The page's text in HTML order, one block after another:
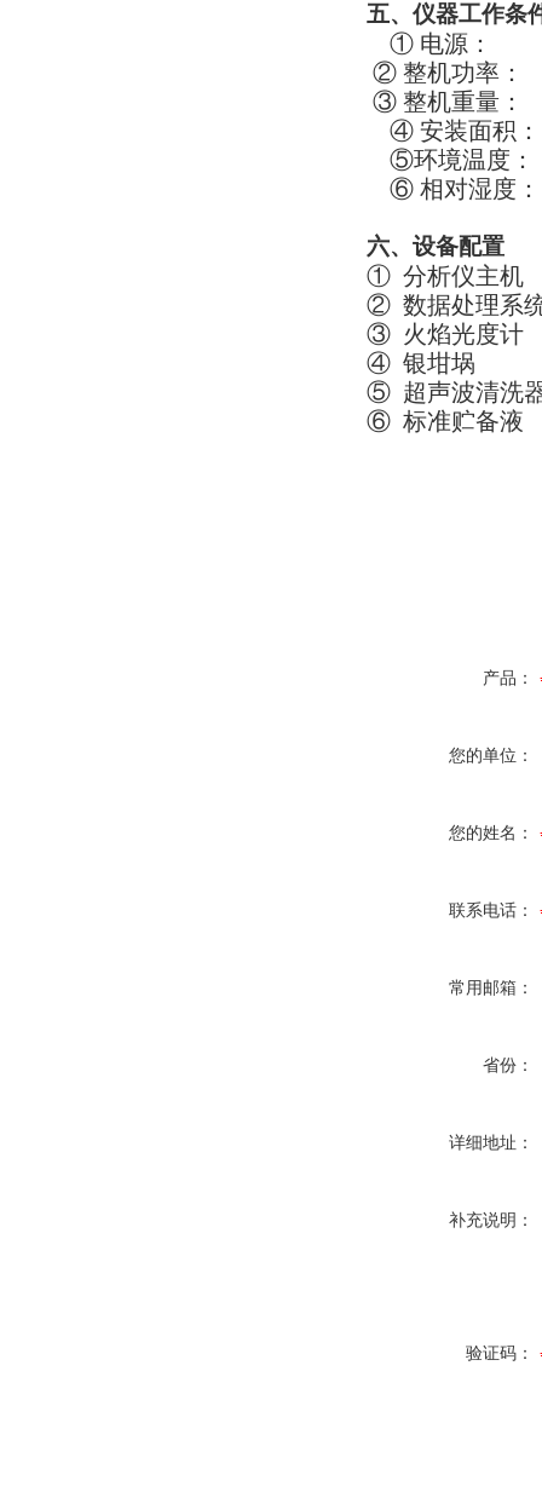
五、仪器工作条
① 电源
② 整机功率
③ 整机重量
④ 安装面积
⑤环境温
⑥ 相对湿度
六、设备配置
① 分析仪主
② 数据处理
③ 火焰光度
④ 银坩埚
⑤ 超声波清
⑥ 标准贮备
产品：
您的单位：
您的姓名：
联系电话：
常用邮箱：
省份：
详细地址：
补充说明：
验证码：